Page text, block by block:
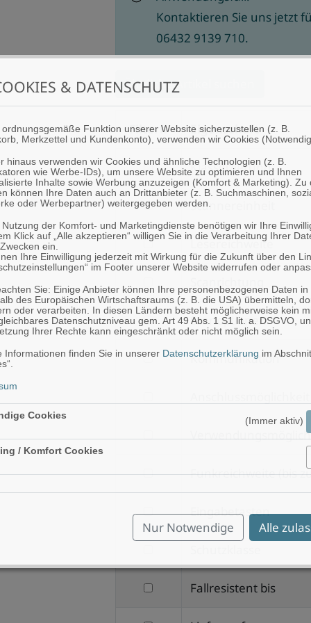
& DATENSCHUTZ
ordnungsgemäße Funktion unserer Website sicherzustellen (z. B.
Merkzettel und Kundenkonto), verwenden wir Cookies
hinaus verwenden wir Cookies und ähnliche Technologien (z. B.
wie Werbe-IDs), um unsere Website zu optimieren und Ihnen
Inhalte sowie Werbung anzuzeigen (Komfort & Marketing). Zu
können Ihre Daten auch an Drittanbieter (z. B. Suchmaschinen,
oder Werbepartner) weitergegeben werden.
Nutzung der Komfort- und Marketingdienste benötigen wir Ihre
Klick auf „Alle akzeptieren“ willigen Sie in die Verarbeitung Ihrer
ein.
Ihre Einwilligung jederzeit mit Wirkung für die Zukunft über den
im Footer unserer Website widerrufen oder
Sie: Einige Anbieter können Ihre personenbezogenen Daten
des Europäischen Wirtschaftsraums (z. B. die USA) übermitteln,
oder verarbeiten. In diesen Ländern besteht möglicherweise kein
Datenschutzniveau gem. Art 49 Abs. 1 S1 lit. a. DSGVO,
Ihrer Rechte kann eingeschränkt oder nicht möglich sein.
Informationen finden Sie in unserer Datenschutzerklärung im
Cookies
(Immer aktiv)
/ Komfort Cookies
Nur Notwendige Alle
Kontaktieren Sie uns jetzt
06432 9139 710.
Ähnliche Artikel suchen
Filtern Eigenschaft
filtern
nach
Klassifizierung
Klassifizierung
filtern
nach
Scannereinheit
Scannereinheit
filtern
nach
Lesereichweite
Lesereichweite
nach
Scanrichtung
Scanrichtung
filtern
Scanoptionen
Scanoptionen
filtern
Kommunikation
Kommunikation
Anschlussmöglichkeit
Verwendungsmöglichkeiten
filtern
nach
Funkreichweite
(bis
Funkreichweite (bis
filtern
nach
Eingabetasten
nach
Schutzklasse
filtern
Fallresistent bis